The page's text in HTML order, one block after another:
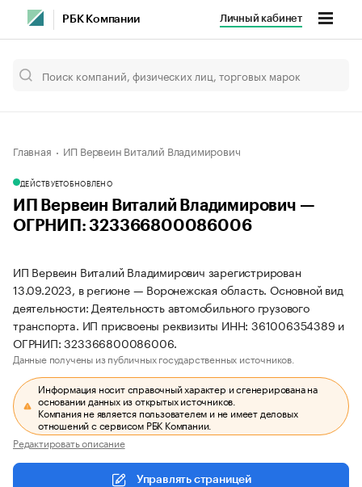
РБК Компании Личный кабинет
Главная ИП Вервеин Виталий Владимирович
ДЕЙСТВУЕТОБНОВЛЕНО
ИП Вервеин Виталий Владимирович —
ОГРНИП: 323366800086006
ИП Вервеин Виталий Владимирович зарегистрирован
13.09.2023, в регионе — Воронежская область. Основной вид
деятельности: Деятельность автомобильного грузового
транспорта. ИП присвоены реквизиты ИНН: 361006354389 и
ОГРНИП: 323366800086006.
Данные получены из публичных государственных источников.
Информация носит справочный характер и сгенерирована на
основании данных из открытых источников.
Компания не является пользователем и не имеет деловых
отношений с сервисом РБК Компании.
Редактировать описание
Управлять страницей